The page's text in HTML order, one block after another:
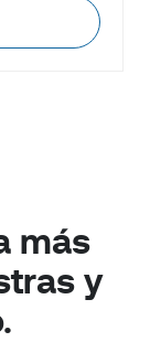
más
y